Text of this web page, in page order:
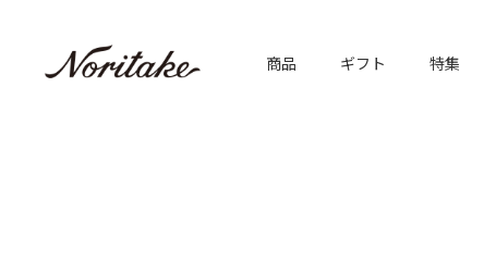
商品 ギフト 特集